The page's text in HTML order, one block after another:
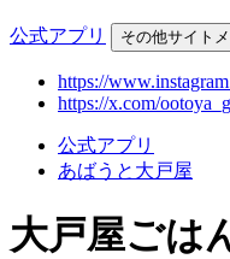
公式アプリ その他サイト
https://
https://x.com/
公式アプリ
あばうと大戸屋
大戸屋ごは